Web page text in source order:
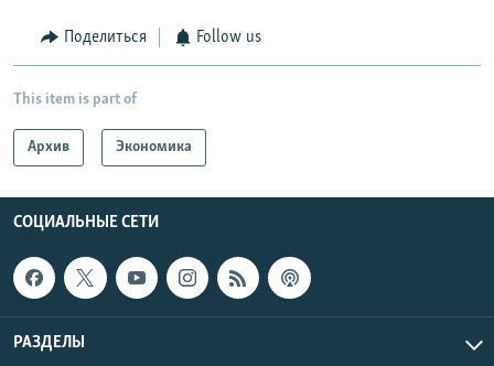
Поделиться Follow us
This item is part of
Архив Экономика
СОЦИАЛЬНЫЕ СЕТИ
РАЗДЕЛЫ